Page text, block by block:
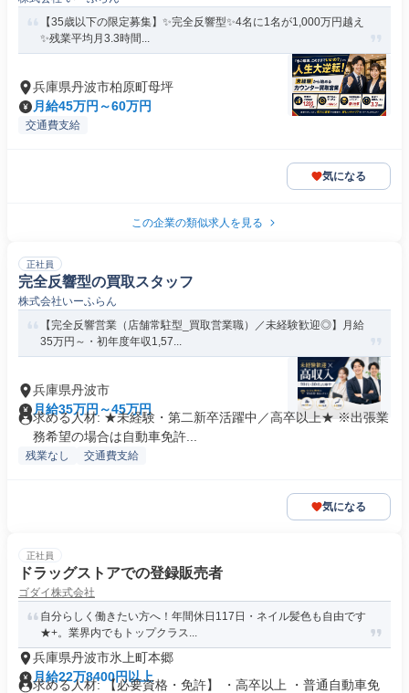
【35歳以下の限定募集】✨完全反響型✨4名に1名が1,000万円越え
✨残業平均月3.3時間...
兵庫県丹波市柏原町母坪
月給45万円～60万円
交通費支給
気になる
この企業の類似求人を見る
正社員
完全反響型の買取スタッフ
株式会社いーふらん
【完全反響営業（店舗常駐型_買取営業職）／未経験歓迎◎】月給
35万円～・初年度年収1,57...
兵庫県丹波市
月給35万円～45万円
求める人材: ★未経験・第二新卒活躍中／高卒以上★ ※出張業
務希望の場合は自動車免許...
残業なし 交通費支給
気になる
正社員
ドラッグストアでの登録販売者
ゴダイ株式会社
自分らしく働きたい方へ！年間休日117日・ネイル髪色も自由です
★+。業界内でもトップクラス...
兵庫県丹波市氷上町本郷
月給22万8400円以上
求める人材: 【必要資格・免許】 ・高卒以上 ・普通自動車免